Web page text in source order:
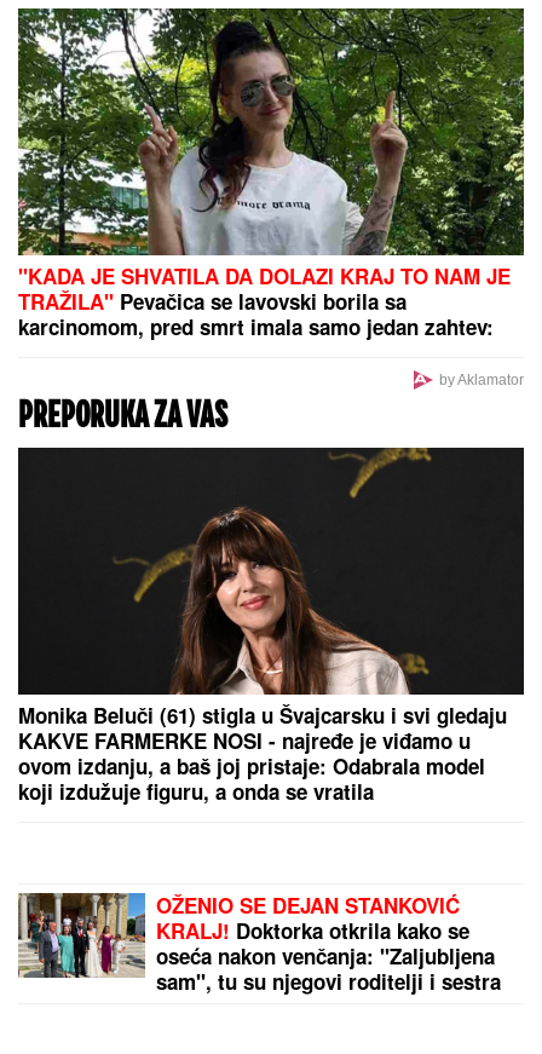
spavaće sobe"
"Godinu dana mu ćutim!" Jovana
Jeremić je otkrila zbog čega joj je
prekipelo kad je reč o bivšem
vereniku Draganu Stankoviću
ERDOGANU "PUCA FILM":